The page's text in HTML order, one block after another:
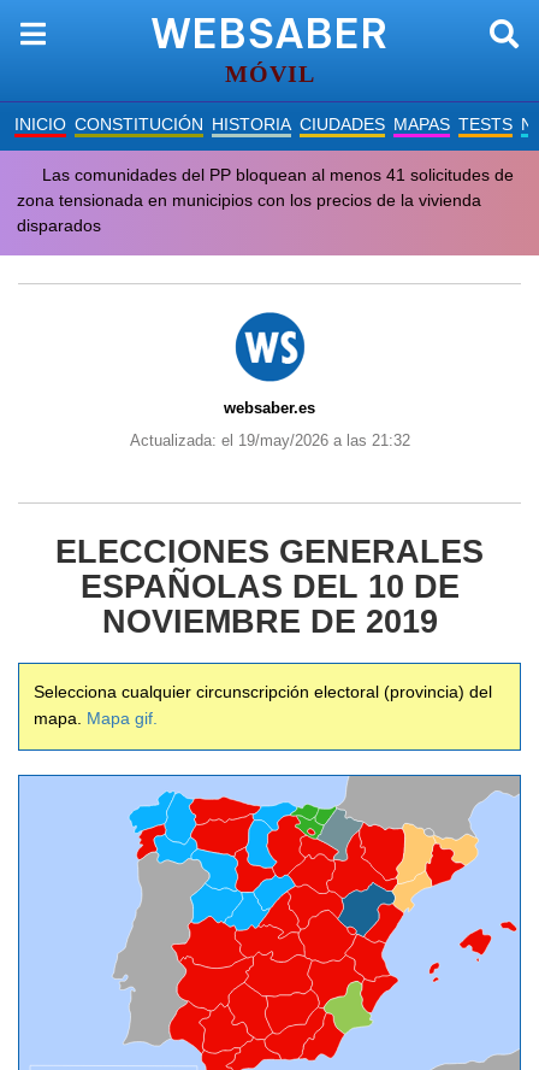
WEBSABER
MÓVIL
INICIO CONSTITUCIÓN HISTORIA CIUDADES MAPAS TESTS
Las comunidades del PP bloquean al menos 41 solicitudes de
zona tensionada en municipios con los precios de la vivienda
disparados
websaber.es
Actualizada: el 19/may/2026 a las 21:32
ELECCIONES GENERALES
ESPAÑOLAS DEL 10 DE
NOVIEMBRE DE 2019
Selecciona cualquier circunscripción electoral (provincia) del
mapa. Mapa gif.